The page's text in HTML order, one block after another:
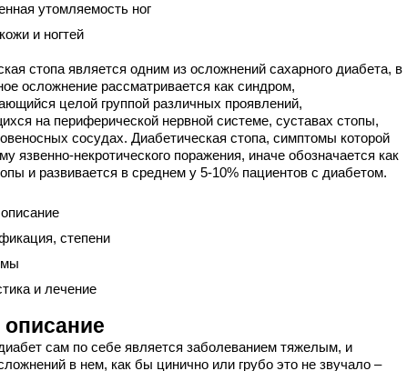
утомляемость ног
и ногтей
стопа является одним из осложнений сахарного диабета, в
осложнение рассматривается как синдром,
целой группой различных проявлений,
на периферической нервной системе, суставах стопы,
сосудах. Диабетическая стопа, симптомы которой
язвенно-некротического поражения, иначе обозначается как
и развивается в среднем у 5-10% пациентов с диабетом.
степени
и лечение
сам по себе является заболеванием тяжелым, и
в нем, как бы цинично или грубо это не звучало –